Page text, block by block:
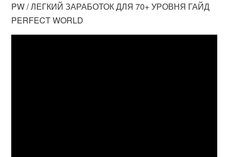
PW / ЛЕГКИЙ ЗАРАБОТОК ДЛЯ 70+ УРОВНЯ ГАЙД
PERFECT WORLD